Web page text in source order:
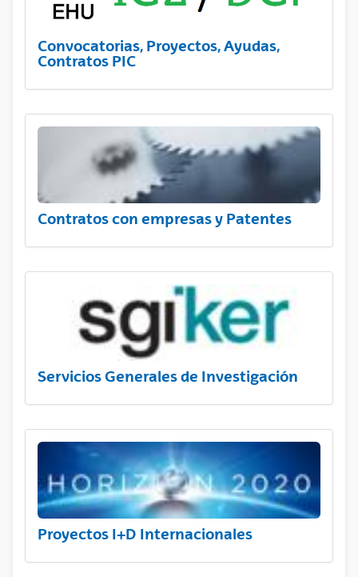
Convocatorias, Proyectos, Ayudas,
Contratos PIC
Contratos con empresas y Patentes
Servicios Generales de Investigación
Proyectos I+D Internacionales